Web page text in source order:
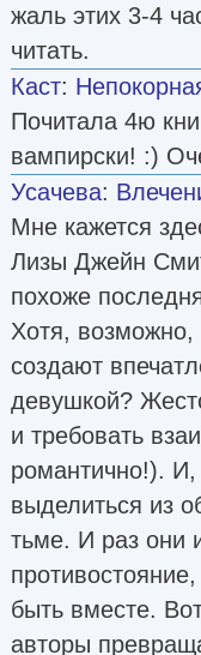
жаль этих 3-4
читать.
Каст:
Почитала 4ю
вампирски! :)
Усачева:
Мне кажется
Лизы Джейн
похоже
Хотя,
создают
девушкой?
и требовать
романтично!).
выделиться из
тьме. И раз они
быть вместе.
авторы